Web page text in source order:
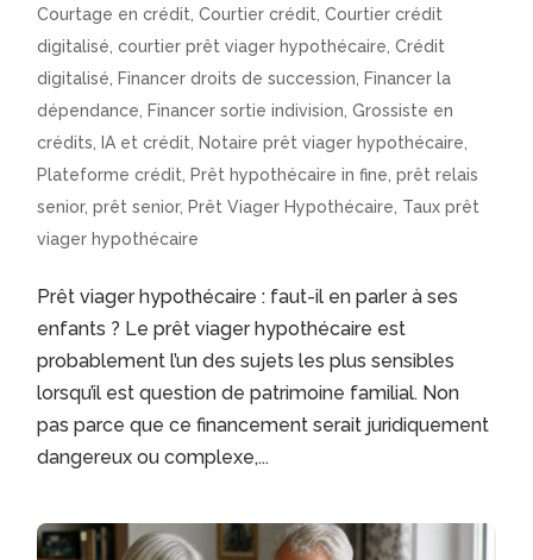
Courtage en crédit,Courtier crédit,Courtier crédit
digitalisé,courtier prêt viager hypothécaire,Crédit
digitalisé, Financer droits de succession, Financer la
dépendance, Financer sortie indivision,Grossiste en
crédits, IA et crédit, Notaire prêt viager hypothécaire,
Plateforme crédit, Prêt hypothécaire in fine,prêt relais
senior,prêt senior, Prêt Viager Hypothécaire, Taux prêt
viager hypothécaire
Prêt viager hypothécaire : faut-il en parler à ses
enfants ? Le prêt viager hypothécaire est
probablement l’un des sujets les plus sensibles
lorsqu’il est question de patrimoine familial. Non
pas parce que ce financement serait juridiquement
dangereux ou complexe,...